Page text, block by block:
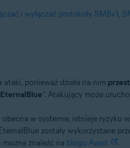
i wyłączać protokoły SMBv1,
ponieważ działa na nim
EternalBlue”. Atakujący może
w systemie, istnieje ryzyko
zostały wykorzystane
znaleźć na blogu Avast .